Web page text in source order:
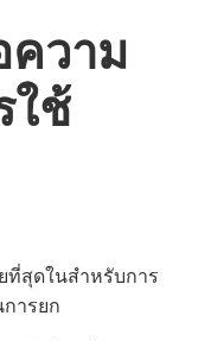
ความ
ใช้
ที่สุดในสำหรับการ
ารยก